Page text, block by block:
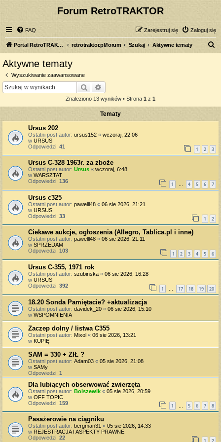
Forum RetroTRAKTOR
FAQ Zaloguj się
Zarejestruj się
Portal RetroTRAKTOR.pl retrotraktor.pl/forum Szukaj Aktywne tematy
Aktywne tematy
Wyszukiwanie zaawansowane
Szukaj
Znaleziono 13 wyników • Strona 1 z 1
Tematy
Ursus 202
Ostatni post autor: ursus152 « wczoraj, 22:06
w URSUS
Odpowiedzi: 41 1 2 3
Ursus C-328 1963r. za zboże
Ostatni post autor: Ursus « wczoraj, 6:48
w WARSZTAT
Odpowiedzi: 136 1 … 4 5 6 7
Ursus c325
Ostatni post autor: pawelll48 « 06 sie 2026, 21:21
w URSUS
Odpowiedzi: 33 1 2
Ciekawe aukcje, ogłoszenia (Allegro, Tablica.pl i inne)
Ostatni post autor: pawelll48 « 06 sie 2026, 21:11
w SPRZEDAM
Odpowiedzi: 103 1 2 3 4 5 6
Ursus C-355, 1971 rok
Ostatni post autor: szubinska « 06 sie 2026, 16:28
w URSUS
Odpowiedzi: 392 1 … 17 18 19 20
18.20 Sonda Pamiętacie? +aktualizacja
Ostatni post autor: davidek_20 « 06 sie 2026, 15:10
w WSPOMNIENIA
Zaczep dolny / listwa C355
Ostatni post autor: Mixol « 06 sie 2026, 13:21
w KUPIĘ
SAM = 330 + ZIŁ ?
Ostatni post autor: Adam03 « 05 sie 2026, 21:08
w SAMy
Odpowiedzi: 1
Dla lubiących obserwować zwierzęta
Ostatni post autor: Bolszewik « 05 sie 2026, 20:59
w OFF TOPIC
Odpowiedzi: 159 1 5 6 7 8
Pasażerowie na ciągniku
Ostatni post autor: bergman31 « 05 sie 2026, 14:33
w REJESTRACJA I ASPEKTY PRAWNE
Odpowiedzi: 22